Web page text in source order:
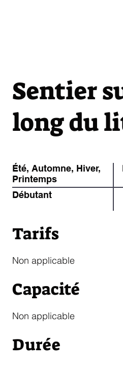
Sentier
long du
Été, Automne, Hiver,
Printemps
Débutant
Tarifs
Capacité
Durée
Non applicable
Non applicable